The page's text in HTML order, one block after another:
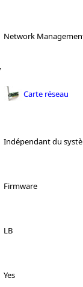
Network
Carte réseau
Indépendant du
Firmware
LB
Yes